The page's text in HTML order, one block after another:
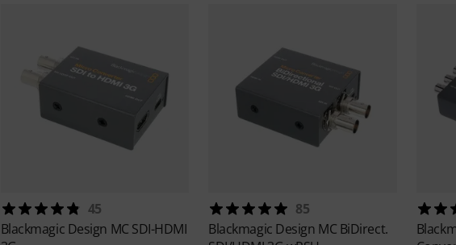
45
Blackmagic Design MC SDI-HDMI
85
Blackmagic Design MC BiDirect.